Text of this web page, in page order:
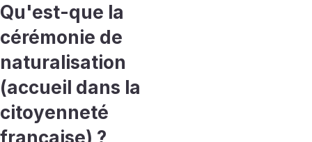
Qu'est-que la
cérémonie de
naturalisation
(accueil dans la
citoyenneté
française) ?